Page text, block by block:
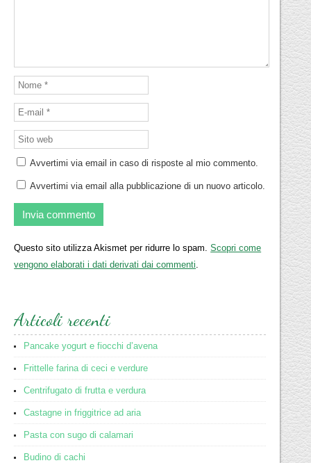
Avvertimi via email in caso di risposte al mio commento.
Avvertimi via email alla pubblicazione di un nuovo articolo.
Questo sito utilizza Akismet per ridurre lo spam.Scopri come
vengono elaborati i dati derivati dai commenti
Articoli recenti
Pancake yogurt e fiocchi d’avena
Frittelle farina di ceci e verdure
Centrifugato di frutta e verdura
Castagne in friggitrice ad aria
Pasta con sugo di calamari
Budino di cachi